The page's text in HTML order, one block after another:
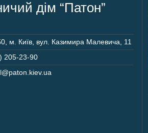
дім “Патон”
м. Київ, вул. Казимира Малевича, 11
205-23-90